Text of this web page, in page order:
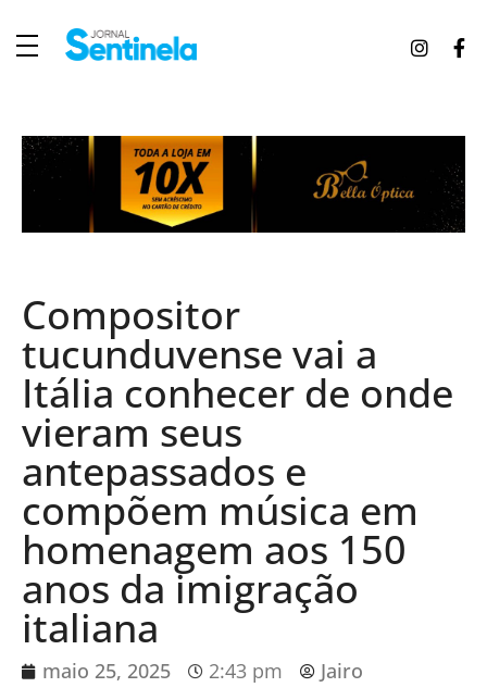
Compositor
tucunduvense vai a
Itália conhecer de onde
vieram seus
antepassados e
compõem música em
homenagem aos 150
anos da imigração
italiana
maio 25, 2025 2:43 pm Jairo